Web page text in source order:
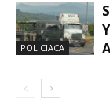
POLICIACA